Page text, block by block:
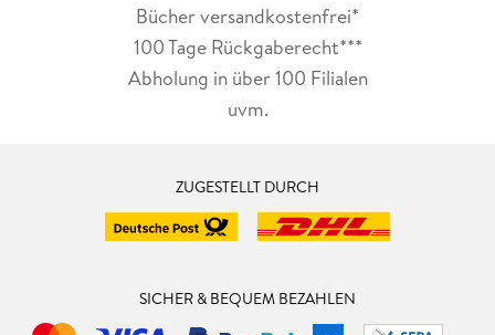
Bücher versandkostenfrei*
100 Tage Rückgaberecht***
Abholung in über 100 Filialen
uvm.
ZUGESTELLT DURCH
SICHER & BEQUEM BEZAHLEN